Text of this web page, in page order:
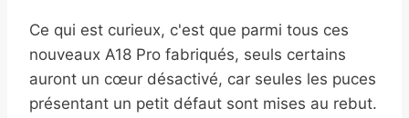
Ce qui est curieux, c'est que parmi tous ces
nouveaux A18 Pro fabriqués, seuls certains
auront un cœur désactivé, car seules les puces
présentant un petit défaut sont mises au rebut.